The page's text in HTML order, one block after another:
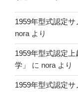
1959年型式認定サ
nora より
1959年型式認定
学」
に nora より
1959年型式認定サ